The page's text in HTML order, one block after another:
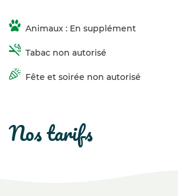
Animaux : En supplément
Tabac non autorisé
Fête et soirée non autorisé
nos tarifs